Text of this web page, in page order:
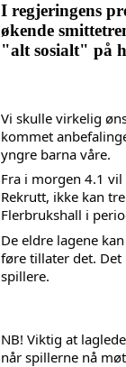
I regjeringens
økende
"alt sosialt" på
Vi skulle virkelig
kommet
yngre barna våre.
Fra i morgen 4.1
Rekrutt, ikke kan
Flerbrukshall i
De eldre lagene
føre tillater det. Det
spillere.
NB! Viktig at
når spillerne nå